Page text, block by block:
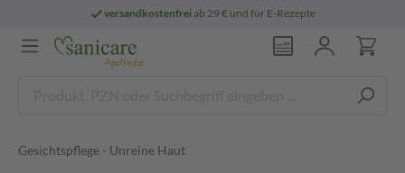
versandkostenfreiab 29 € und für E-Rezepte
Gesichtspflege - Unreine Haut